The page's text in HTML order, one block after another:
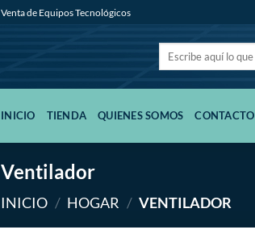
Venta de Equipos Tecnológicos
Buscar
INICIO TIENDA QUIENES SOMOS CONTACTO
Ventilador
INICIO / HOGAR / VENTILADOR